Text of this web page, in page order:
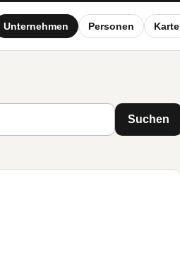
Unternehmen Personen Karte
Suchen